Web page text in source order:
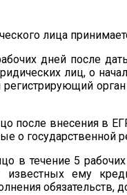
лица
дней после
лиц, о
регистрирующий
после внесения в
о государственной
в течение 5
ему